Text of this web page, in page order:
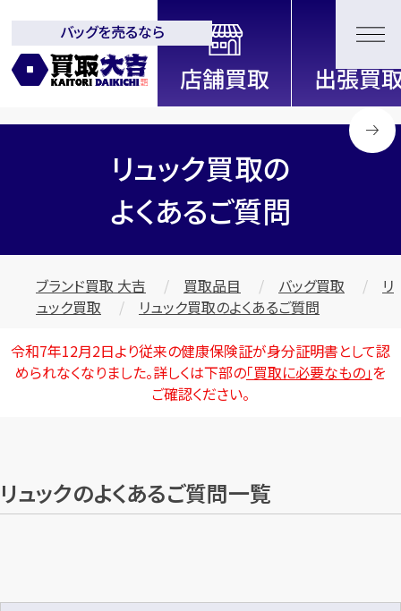
全国2200店舗以上展開中！
信頼と実績の買取専門店「買取大
吉」
バッグを売るなら
リュック買取の
よくあるご質問
ブランド買取 大吉 買取品目 バッグ買取
リ
ュック買取
リュック買取のよくあるご質問
令和7年12月2日より従来の健康保険証が身分証明書として認
められなくなりました。詳しくは下部の「買取に必要なもの」を
ご確認ください。
リュックのよくあるご質問一覧